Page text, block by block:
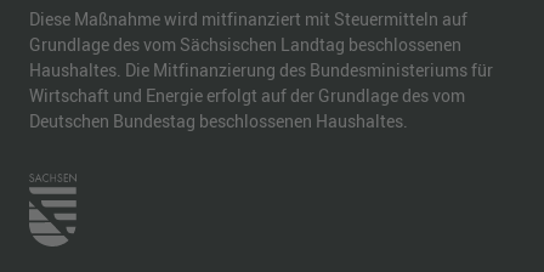
Diese Maßnahme wird mitfinanziert mit Steuermitteln auf
Grundlage des vom Sächsischen Landtag beschlossenen
Haushaltes. Die Mitfinanzierung des Bundesministeriums für
Wirtschaft und Energie erfolgt auf der Grundlage des vom
Deutschen Bundestag beschlossenen Haushaltes.